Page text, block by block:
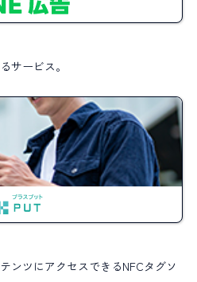
サービス。
ンツにアクセスできるNFCタグソ